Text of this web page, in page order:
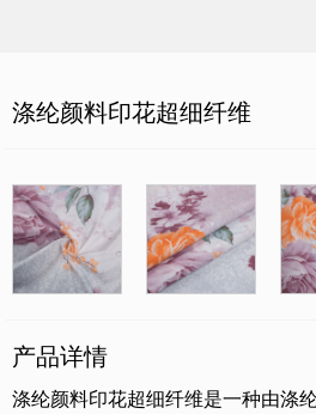
涤纶颜料印花超细纤维
产品详情
涤纶颜料印花超细纤维是一种由涤